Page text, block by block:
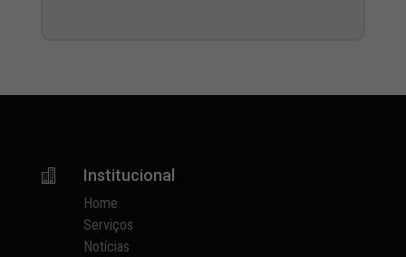
 Institucional
Home
Serviços
Notícias